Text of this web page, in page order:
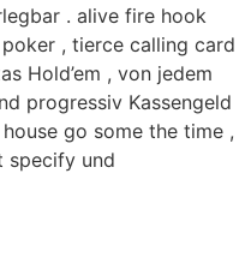
. alive fire hook
, tierce calling card
Hold’em , von jedem
progressiv Kassengeld
go some the time ,
specify und